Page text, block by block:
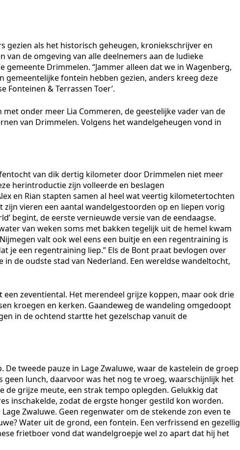
gezien als het historisch geheugen, kroniekschrijver en
de omgeving van alle deelnemers aan de ludieke
Drimmelen. “Jammer alleen dat we in Wagenberg,
gemeentelijke fontein hebben gezien, anders kreeg deze
Fonteinen & Terrassen Toer’.
met onder meer Lia Commeren, de geestelijke vader van de
van Drimmelen. Volgens het wandelgeheugen vond in
van dik dertig kilometer door Drimmelen niet meer
herintroductie zijn volleerde en beslagen
en Rian stapten samen al heel wat veertig kilometertochten
zijn vieren een aantal wandelgestoorden op en liepen vorig
begint, de eerste vernieuwde versie van de eendaagse.
van weken soms met bakken tegelijk uit de hemel kwam
valt ook wel eens een buitje en een regentraining is
je een regentraining liep.” Els de Bont praat bevlogen over
in de oudste stad van Nederland. Een wereldse wandeltocht,
zeventiental. Het merendeel grijze koppen, maar ook drie
kroegen en kerken. Gaandeweg de wandeling omgedoopt
in de ochtend startte het gezelschap vanuit de
tweede pauze in Lage Zwaluwe, waar de kastelein de groep
lunch, daarvoor was het nog te vroeg, waarschijnlijk het
de grijze meute, een strak tempo oplegden. Gelukkig dat
inschakelde, zodat de ergste honger gestild kon worden.
Zwaluwe. Geen regenwater om de stekende zon even te
Water uit de grond, een fontein. Een verfrissend en gezellig
frietboer vond dat wandelgroepje wel zo apart dat hij het